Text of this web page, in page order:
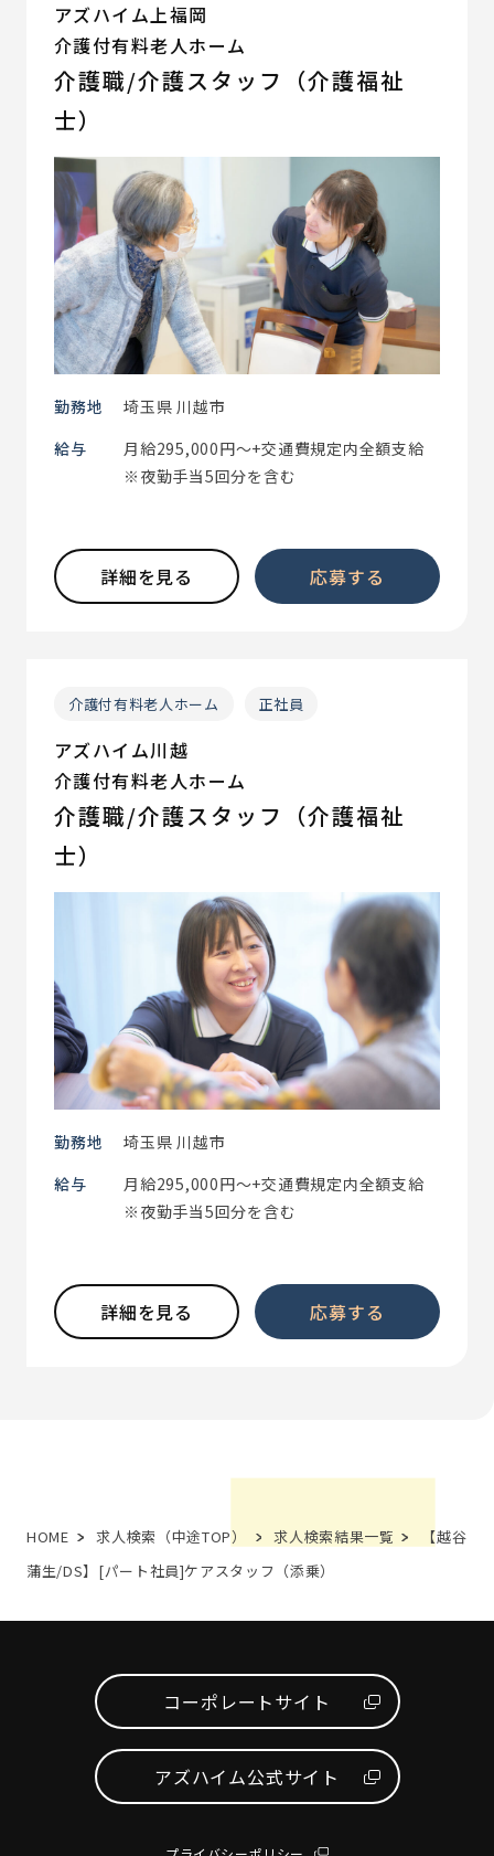
アズハイム上福岡
介護付有料老人ホーム
介護職/介護スタッフ（介護福祉
士）
勤務地
埼玉県 川越市
給与
月給295,000円～+交通費規定内全額支給
※夜勤手当5回分を含む
詳細を見る 応募する
介護付有料老人ホーム 正社員
アズハイム川越
介護付有料老人ホーム
介護職/介護スタッフ（介護福祉
士）
勤務地
埼玉県 川越市
給与
月給295,000円～+交通費規定内全額支給
※夜勤手当5回分を含む
詳細を見る 応募する
HOME 求人検索（中途TOP） 求人検索結果一覧
【越谷
蒲生/DS】[パート社員]ケアスタッフ（添乗）
コーポレートサイト
アズハイム公式サイト